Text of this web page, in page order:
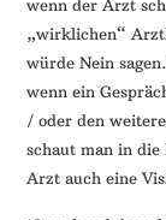
wenn der Arzt
„wirklichen“
würde Nein
wenn ein
/ oder den
schaut man in
Arzt auch eine